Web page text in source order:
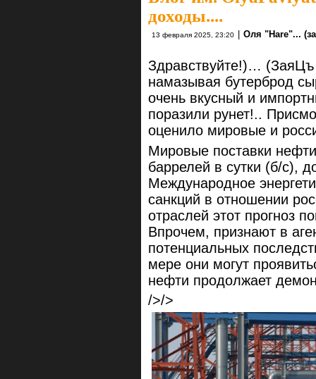
доходы....
13 февраля 2025, 23:20 Оля "Hare"...
Здравствуйте!)… (ЗаяЦъ
намазывая бутерброд
очень вкусный и
поразили рунет!..
оценило мировые и
Мировые поставки
баррелей в сутки (б/с),
Международное
санкций в отношении
отраслей этот прогноз
Впрочем, признают в
потенциальных
мере они могут
нефти продолжает
/>/>